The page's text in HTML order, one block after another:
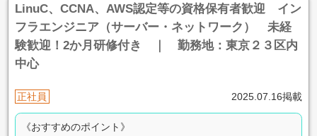
LinuC、CCNA、AWS認定等の資格保有者歓迎 イン
フラエンジニア（サーバー・ネットワーク） 未経
験歓迎！2か月研修付き ｜ 勤務地：東京２３区内
中心
正社員 2025.07.16掲載
《おすすめのポイント》